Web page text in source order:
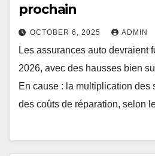
prochain
OCTOBER 6, 2025 ADMIN
Les assurances auto devraient
2026, avec des hausses bien
En cause : la multiplication des
des coûts de réparation, selon